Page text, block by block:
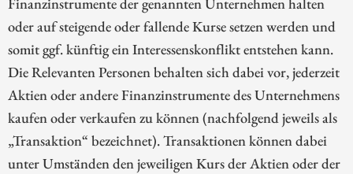
oder auf steigende oder fallende Kurse setzen werden und
somit ggf. künftig ein Interessenskonflikt entstehen kann.
Die Relevanten Personen behalten sich dabei vor, jederzeit
Aktien oder andere Finanzinstrumente des Unternehmens
kaufen oder verkaufen zu können (nachfolgend jeweils als
„Transaktion“ bezeichnet). Transaktionen können dabei
unter Umständen den jeweiligen Kurs der Aktien oder der